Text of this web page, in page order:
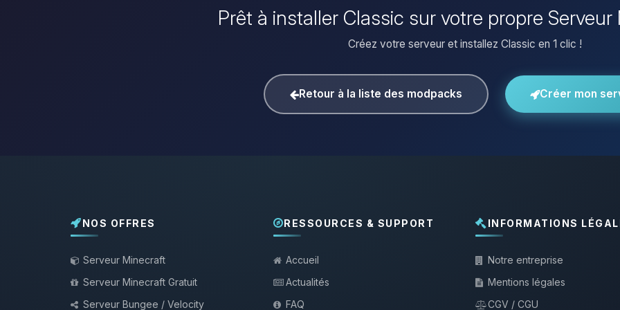
Prêt à installer Classic sur votre propre Serveur
Créez votre serveur et installez Classic en 1 clic !
Retour à la liste des modpacks Créer mon
NOS OFFRES
Serveur Minecraft
Serveur Minecraft Gratuit
Serveur Bungee / Velocity
RESSOURCES & SUPPORT
Accueil
Actualités
FAQ
INFORMATIONS
Notre entreprise
Mentions légales
CGV / CGU